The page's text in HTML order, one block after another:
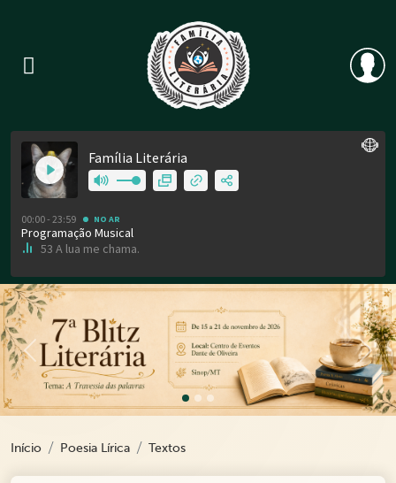
Previous
Início Poesia Lírica Textos